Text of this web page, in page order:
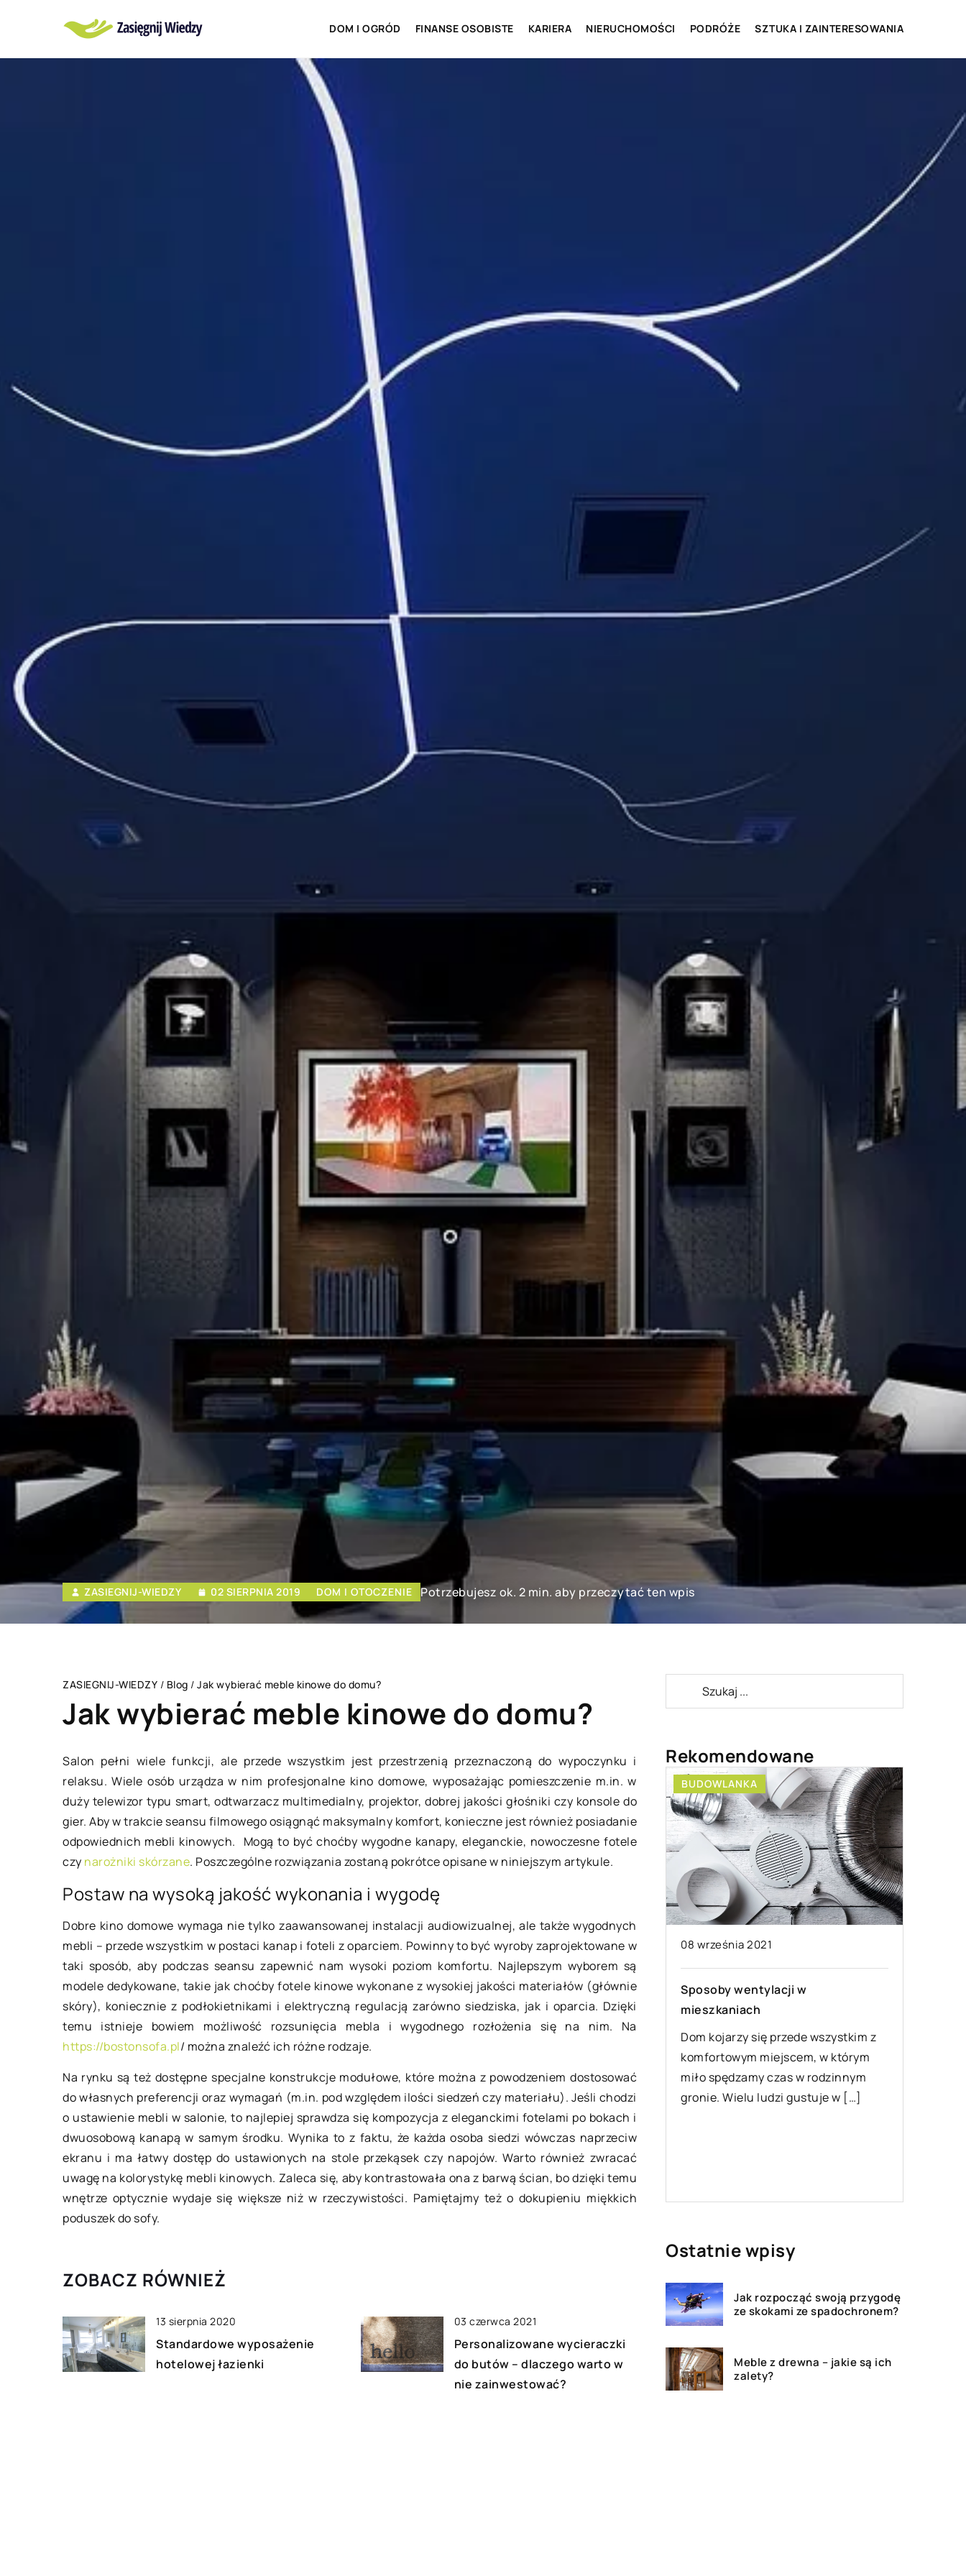
DOM I OGRÓD FINANSE OSOBISTE KARIERA NIERUCHOMOŚCI PODRÓŻE SZTUKA I ZAINTERESOWANIA
ZASIEGNIJ-WIEDZY 02 SIERPNIA 2019 DOM I OTOCZENIE Potrzebujesz ok. 2 min. aby przeczytać ten wpis
ZASIEGNIJ-WIEDZY / Blog / Jak wybierać meble kinowe do domu?
Jak wybierać meble kinowe do domu?
Salon pełni wiele funkcji, ale przede wszystkim jest przestrzenią przeznaczoną do wypoczynku i
relaksu. Wiele osób urządza w nim profesjonalne kino domowe, wyposażając pomieszczenie m.in. w
duży telewizor typu smart, odtwarzacz multimedialny, projektor, dobrej jakości głośniki czy konsole do
gier. Aby w trakcie seansu filmowego osiągnąć maksymalny komfort, konieczne jest również posiadanie
odpowiednich mebli kinowych. Mogą to być choćby wygodne kanapy, eleganckie, nowoczesne fotele
czy narożniki skórzane. Poszczególne rozwiązania zostaną pokrótce opisane w niniejszym artykule.
Postaw na wysoką jakość wykonania i wygodę
Dobre kino domowe wymaga nie tylko zaawansowanej instalacji audiowizualnej, ale także wygodnych
mebli – przede wszystkim w postaci kanap i foteli z oparciem. Powinny to być wyroby zaprojektowane w
taki sposób, aby podczas seansu zapewnić nam wysoki poziom komfortu. Najlepszym wyborem są
modele dedykowane, takie jak choćby fotele kinowe wykonane z wysokiej jakości materiałów (głównie
skóry), koniecznie z podłokietnikami i elektryczną regulacją zarówno siedziska, jak i oparcia. Dzięki
temu istnieje bowiem możliwość rozsunięcia mebla i wygodnego rozłożenia się na nim. Na
https://bostonsofa.pl/ można znaleźć ich różne rodzaje.
Na rynku są też dostępne specjalne konstrukcje modułowe, które można z powodzeniem dostosować
do własnych preferencji oraz wymagań (m.in. pod względem ilości siedzeń czy materiału). Jeśli chodzi
o ustawienie mebli w salonie, to najlepiej sprawdza się kompozycja z eleganckimi fotelami po bokach i
dwuosobową kanapą w samym środku. Wynika to z faktu, że każda osoba siedzi wówczas naprzeciw
ekranu i ma łatwy dostęp do ustawionych na stole przekąsek czy napojów. Warto również zwracać
uwagę na kolorystykę mebli kinowych. Zaleca się, aby kontrastowała ona z barwą ścian, bo dzięki temu
wnętrze optycznie wydaje się większe niż w rzeczywistości. Pamiętajmy też o dokupieniu miękkich
poduszek do sofy.
ZOBACZ RÓWNIEŻ
13 sierpnia 2020
Standardowe wyposażenie
hotelowej łazienki
03 czerwca 2021
Personalizowane wycieraczki
do butów – dlaczego warto w
nie zainwestować?
Rekomendowane
ZDROWY STYL ŻYCIA
Catering dla kobiet w ciąży – czy to
dobre rozwiązanie?
Ciąża to wyjątkowy okres w życiu
każdej kobiety. Warto wtedy dołożyć
wszelkich starań do tego, aby dieta w
HOBBY I RELAKS/WYPOCZYNEK
20 września 2022
Dlaczego kostka rubika jest
rekomendowana dla osób z
niepełnosprawnościami?
łamigłówką, ponieważ wymaga od
użytkowników nieszablonowego
myślenia. Stawia przed nimi
wyzwanie wymyślenia rozwiązania
poprzez wykorzystanie rozumowania
[…]
BUDOWLANKA
08 września 2021
Sposoby wentylacji w
mieszkaniach
Dom kojarzy się przede wszystkim z
komfortowym miejscem, w którym
miło spędzamy czas w rodzinnym
gronie. Wielu ludzi gustuje w […]
Ostatnie wpisy
Jak rozpocząć swoją przygodę
ze skokami ze spadochronem?
Meble z drewna – jakie są ich
zalety?